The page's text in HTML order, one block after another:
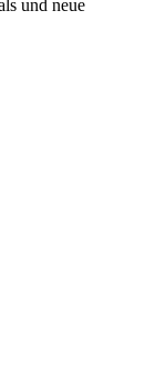
und neue